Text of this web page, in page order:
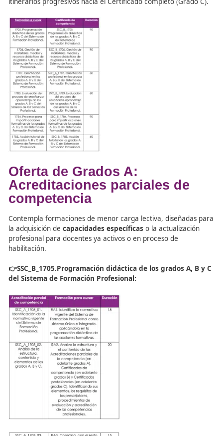
Programación didáctica de los grados A, B y C del
Gestión de materiales, medios y recursos
grados A, B y C del Sistema de Formación
Orientación profesional en los grados A, B y C del
de Formación Profesional.
Evaluación del proceso de enseñanza-aprendizaje
grados A, B y C del Sistema de la Formación
Procesos para impartir acciones formativas de
A, B y C del Sistema de Formación Profesional.
Acción tutorial de los grados A, B y C del Sistema
Formación Profesional.
Competencia digital para la práctica docente.
Oferta de Grados B:
Certificados de
Incluye ofertas que permiten adquirirunidades de
competencia vinculadas a la docencia en FP, facilitando
itinerarios progresivos hacia el Certificado completo